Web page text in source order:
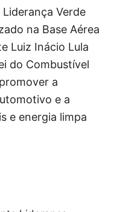
Verde
na Base Aérea
Luiz Inácio Lula
do Combustível
a
e a
e energia limpa